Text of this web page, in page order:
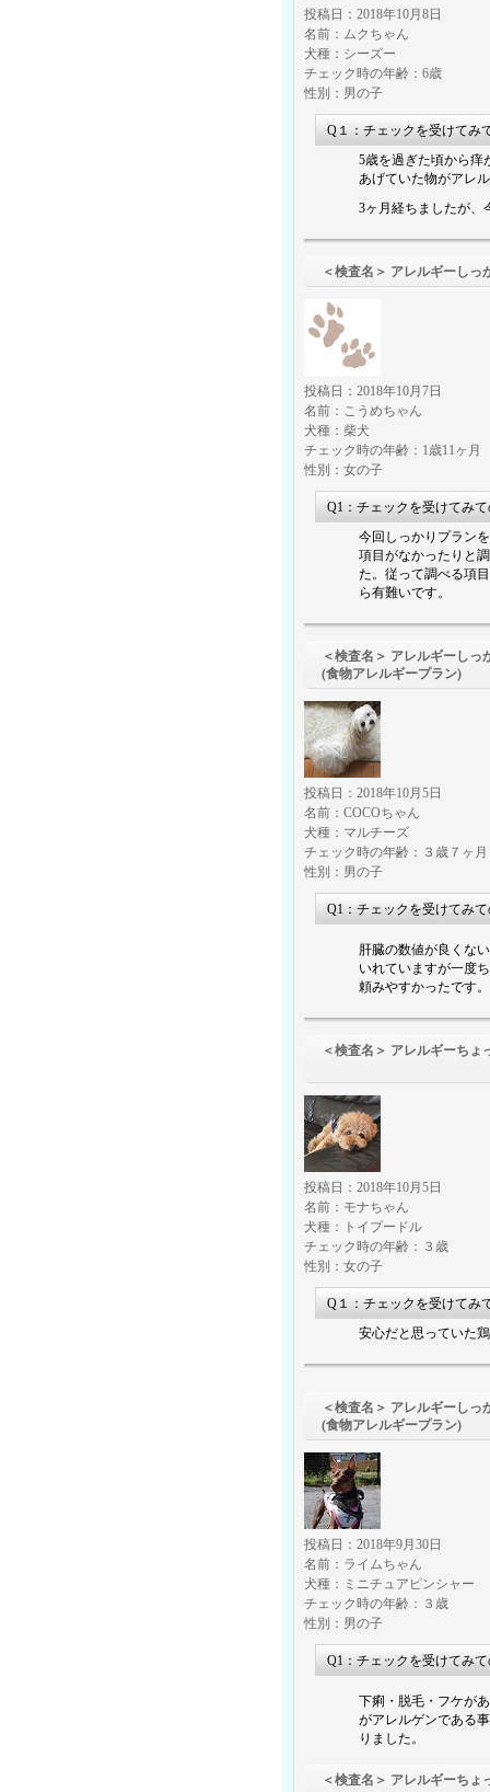
投稿日：2018年10月8日
名前：ムクちゃん
犬種：シーズー
チェック時の年齢：6歳
性別：男の子
Q１：チェックを受けてみ
5歳を過ぎた頃から痒
あげていた物がアレ
3ヶ月経ちましたが、
＜検査名＞ アレルギーしっ
投稿日：2018年10月7日
名前：こうめちゃん
犬種：柴犬
チェック時の年齢：1歳11ヶ月
性別：女の子
Q1：チェックを受けてみ
今回しっかりプラン
項目がなかったりと
た。従って調べる項
ら有難いです。
＜検査名＞ アレルギーし
(食物アレルギープラン)
投稿日：2018年10月5日
名前：COCOちゃん
犬種：マルチーズ
チェック時の年齢：３歳７ヶ月
性別：男の子
Q1：チェックを受けてみ
肝臓の数値が良くな
いれていますが一度
頼みやすかったです
＜検査名＞ アレルギーち
投稿日：2018年10月5日
名前：モナちゃん
犬種：トイプードル
チェック時の年齢：３歳
性別：女の子
Q１：チェックを受けてみ
安心だと思っていた
＜検査名＞ アレルギーし
(食物アレルギープラン)
投稿日：2018年9月30日
名前：ライムちゃん
犬種：ミニチュアピンシャー
チェック時の年齢：３歳
性別：男の子
Q1：チェックを受けてみ
下痢・脱毛・フケが
がアレルゲンである
りました。
＜検査名＞ アレルギーち